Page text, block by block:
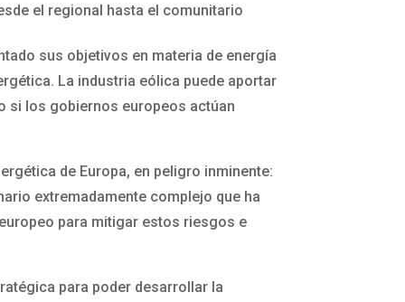
el regional hasta el comunitario
sus objetivos en materia de energía
La industria eólica puede aportar
si los gobiernos europeos actúan
de Europa, en peligro inminente:
extremadamente complejo que ha
para mitigar estos riesgos e
para poder desarrollar la